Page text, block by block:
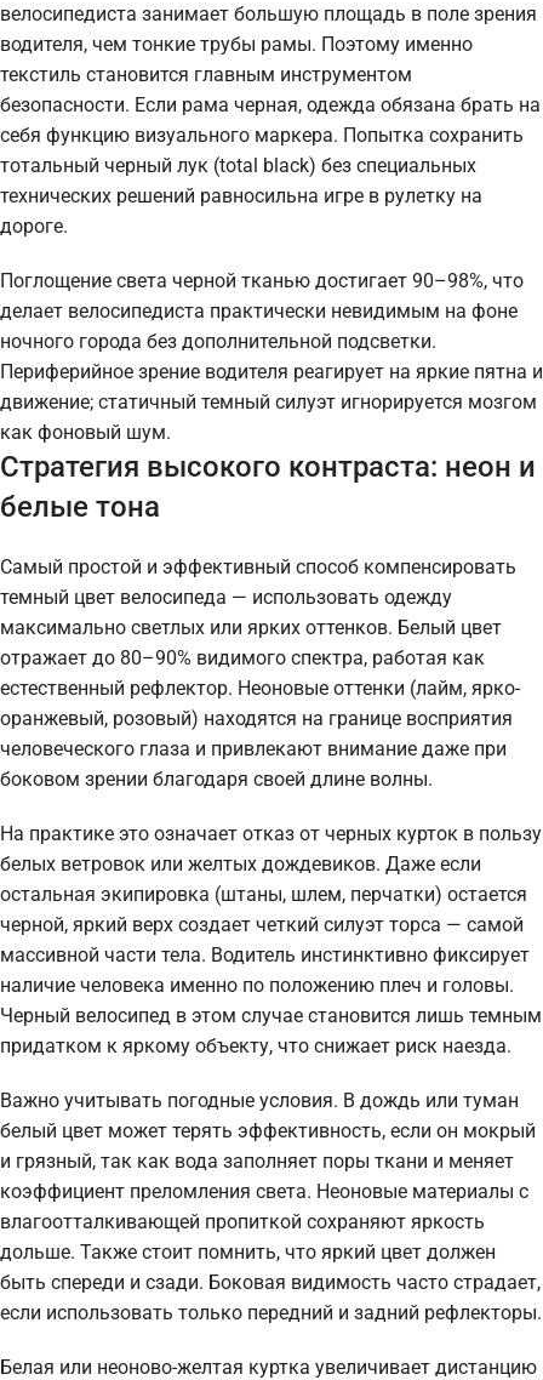
велосипедиста занимает большую площадь в поле зрения
водителя, чем тонкие трубы рамы. Поэтому именно
текстиль становится главным инструментом
безопасности. Если рама черная, одежда обязана брать на
себя функцию визуального маркера. Попытка сохранить
тотальный черный лук (total black) без специальных
технических решений равносильна игре в рулетку на
дороге.
Поглощение света черной тканью достигает 90–98%, что
делает велосипедиста практически невидимым на фоне
ночного города без дополнительной подсветки.
Периферийное зрение водителя реагирует на яркие пятна и
движение; статичный темный силуэт игнорируется мозгом
как фоновый шум.
Стратегия высокого контраста: неон и
белые тона
Самый простой и эффективный способ компенсировать
темный цвет велосипеда — использовать одежду
максимально светлых или ярких оттенков. Белый цвет
отражает до 80–90% видимого спектра, работая как
естественный рефлектор. Неоновые оттенки (лайм, ярко-
оранжевый, розовый) находятся на границе восприятия
человеческого глаза и привлекают внимание даже при
боковом зрении благодаря своей длине волны.
На практике это означает отказ от черных курток в пользу
белых ветровок или желтых дождевиков. Даже если
остальная экипировка (штаны, шлем, перчатки) остается
черной, яркий верх создает четкий силуэт торса — самой
массивной части тела. Водитель инстинктивно фиксирует
наличие человека именно по положению плеч и головы.
Черный велосипед в этом случае становится лишь темным
придатком к яркому объекту, что снижает риск наезда.
Важно учитывать погодные условия. В дождь или туман
белый цвет может терять эффективность, если он мокрый
и грязный, так как вода заполняет поры ткани и меняет
коэффициент преломления света. Неоновые материалы с
влагоотталкивающей пропиткой сохраняют яркость
дольше. Также стоит помнить, что яркий цвет должен
быть спереди и сзади. Боковая видимость часто страдает,
если использовать только передний и задний рефлекторы.
Белая или неоново-желтая куртка увеличивает дистанцию